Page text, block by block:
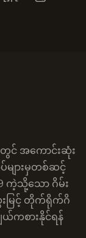
တွင် အကောင်းဆုံး
များမှတစ်ဆင့်
ကဲ့သို့သော ဂိမ်း
မြင့် တိုက်ရိုက်ဂိ
ကစားနိုင်ရန်